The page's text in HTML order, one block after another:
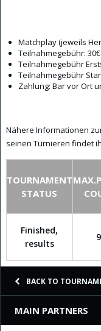
Matchplay (jeweils
Teilnahmegebühr: 30€
Teilnahmegebühr
Teilnahmegebühr
Zahlung: Bar vor Ort
Nähere Informationen
seinen Turnieren findet
TOURNAMENT
STATUS
Finished,
results
BACK TO
MAIN PARTNERS